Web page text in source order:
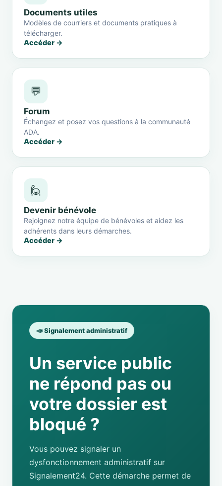
Documents utiles
Modèles de courriers et documents pratiques à
télécharger.
Accéder →
💬
Forum
Échangez et posez vos questions à la communauté
ADA.
Accéder →
🙋
Devenir bénévole
Rejoignez notre équipe de bénévoles et aidez les
adhérents dans leurs démarches.
Accéder →
📣 Signalement administratif
Un service public
ne répond pas ou
votre dossier est
bloqué ?
Vous pouvez signaler un
dysfonctionnement administratif sur
Signalement24. Cette démarche permet de